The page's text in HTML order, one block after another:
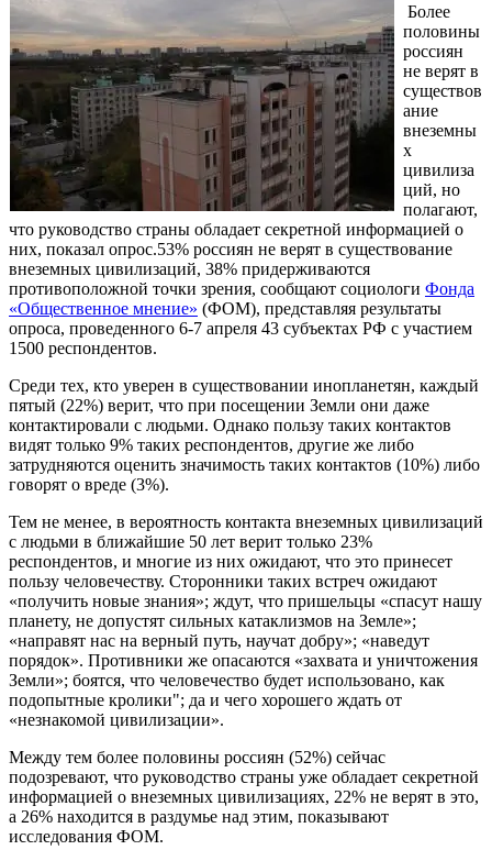
Более
половины
россиян
не верят в
существов
ание
внеземны
х
цивилиза
ций, но
полагают,
что руководство страны обладает секретной информацией о
них, показал опрос.53% россиян не верят в существование
внеземных цивилизаций, 38% придерживаются
противоположной точки зрения, сообщают социологи Фонда
«Общественное мнение» (ФОМ), представляя результаты
опроса, проведенного 6-7 апреля 43 субъектах РФ с участием
1500 респондентов.
Среди тех, кто уверен в существовании инопланетян, каждый
пятый (22%) верит, что при посещении Земли они даже
контактировали с людьми. Однако пользу таких контактов
видят только 9% таких респондентов, другие же либо
затрудняются оценить значимость таких контактов (10%) либо
говорят о вреде (3%).
Тем не менее, в вероятность контакта внеземных цивилизаций
с людьми в ближайшие 50 лет верит только 23%
респондентов, и многие из них ожидают, что это принесет
пользу человечеству. Сторонники таких встреч ожидают
«получить новые знания»; ждут, что пришельцы «спасут нашу
планету, не допустят сильных катаклизмов на Земле»;
«направят нас на верный путь, научат добру»; «наведут
порядок». Противники же опасаются «захвата и уничтожения
Земли»; боятся, что человечество будет использовано, как
подопытные кролики"; да и чего хорошего ждать от
«незнакомой цивилизации».
Между тем более половины россиян (52%) сейчас
подозревают, что руководство страны уже обладает секретной
информацией о внеземных цивилизациях, 22% не верят в это,
а 26% находится в раздумье над этим, показывают
исследования ФОМ.